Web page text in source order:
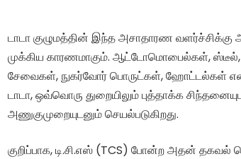
டாடா குழுமத்தின் இந்த அசாதாரண வளர்ச்சிக்கு
முக்கிய காரணமாகும். ஆட்டோமொபைல்கள்,
சேவைகள், நுகர்வோர் பொருட்கள், ஹோட்டல்கள் எனப்
டாடா, ஒவ்வொரு துறையிலும் புத்தாக்க
அணுகுமுறையுடனும் செயல்படுகிறது.
குறிப்பாக, டி.சி.எஸ் (TCS) போன்ற அதன்